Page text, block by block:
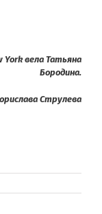
вела Татьяна
Бородина.
Струлева